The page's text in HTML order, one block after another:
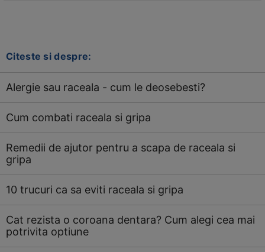
Citeste si despre:
Alergie sau raceala - cum le deosebesti?
Cum combati raceala si gripa
Remedii de ajutor pentru a scapa de raceala si
gripa
10 trucuri ca sa eviti raceala si gripa
Cat rezista o coroana dentara? Cum alegi cea mai
potrivita optiune